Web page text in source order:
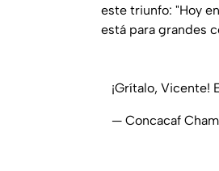
este triunfo: "Hoy
está para grandes
¡Grítalo, Vicente!
— Concacaf